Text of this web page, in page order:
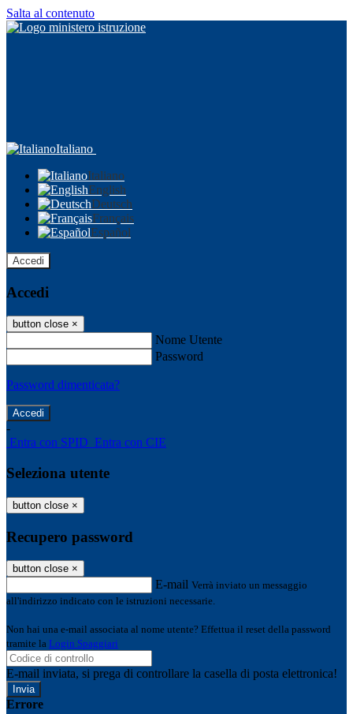
Salta al contenuto
Italiano
Italiano
English
Deutsch
Français
Español
Accedi
Accedi
button close ×
Nome Utente
Password
Password dimenticata?
-
Entra con SPID Entra con CIE
Seleziona utente
button close ×
Recupero password
button close ×
E-mail Verrà inviato un messaggio
all'indirizzo indicato con le istruzioni necessarie.
Non hai una e-mail associata al nome utente? Effettua il reset della password
tramite la Login Spaggiari
E-mail inviata, si prega di controllare la casella di posta elettronica!
Errore